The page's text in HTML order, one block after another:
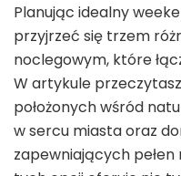
Planując idealny
przyjrzeć się trzem
noclegowym, które
W artykule
położonych wśród
w sercu miasta oraz
zapewniających pełen